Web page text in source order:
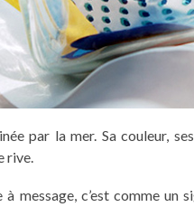
par la mer. Sa couleur,
rive.
message, c’est comme un